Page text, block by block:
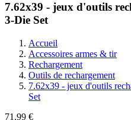
7.62x39 - jeux d'outils
3-Die Set
Accueil
Accessoires armes & tir
Rechargement
Outils de rechargement
7.62x39 - jeux d'outils
Set
71,99 €